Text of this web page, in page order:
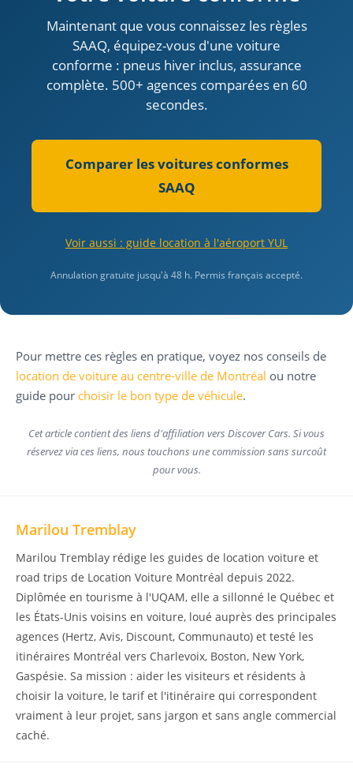
Maintenant que vous connaissez les règles
SAAQ, équipez-vous d'une voiture
conforme : pneus hiver inclus, assurance
complète. 500+ agences comparées en 60
secondes.
Comparer les voitures conformes
SAAQ
Voir aussi : guide location à l'aéroport YUL
Annulation gratuite jusqu'à 48 h. Permis français accepté.
Pour mettre ces règles en pratique, voyez nos conseils de
location de voiture au centre-ville de Montréal ou notre
guide pour choisir le bon type de véhicule.
Cet article contient des liens d'affiliation vers Discover Cars. Si vous
réservez via ces liens, nous touchons une commission sans surcoût
pour vous.
Marilou Tremblay
Marilou Tremblay rédige les guides de location voiture et
road trips de Location Voiture Montréal depuis 2022.
Diplômée en tourisme à l'UQAM, elle a sillonné le Québec et
les États-Unis voisins en voiture, loué auprès des principales
agences (Hertz, Avis, Discount, Communauto) et testé les
itinéraires Montréal vers Charlevoix, Boston, New York,
Gaspésie. Sa mission : aider les visiteurs et résidents à
choisir la voiture, le tarif et l'itinéraire qui correspondent
vraiment à leur projet, sans jargon et sans angle commercial
caché.